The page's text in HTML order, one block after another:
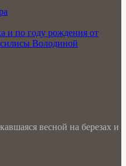
и по году рождения от
Володиной
весной на березах и